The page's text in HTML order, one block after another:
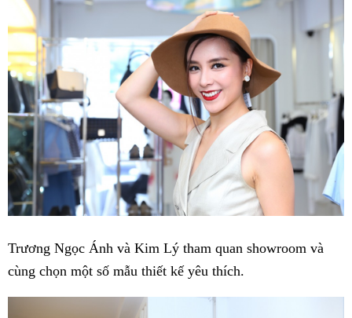
Trương Ngọc Ánh và Kim Lý tham quan showroom và
cùng chọn một số mẫu thiết kế yêu thích.